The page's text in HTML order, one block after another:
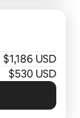
$1,186 USD
$530 USD